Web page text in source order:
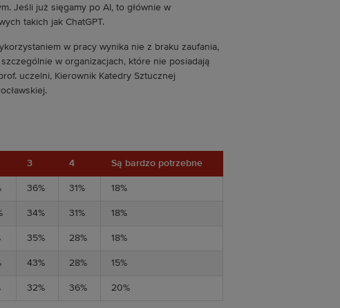
Jeśli już sięgamy po AI, to głównie w
takich jak ChatGPT.
w pracy wynika nie z braku zaufania,
w organizacjach, które nie posiadają
uczelni, Kierownik Katedry Sztucznej
3 4 Są bardzo potrzebne
36% 31% 18%
34% 31% 18%
35% 28% 18%
43% 28% 15%
32% 36% 20%